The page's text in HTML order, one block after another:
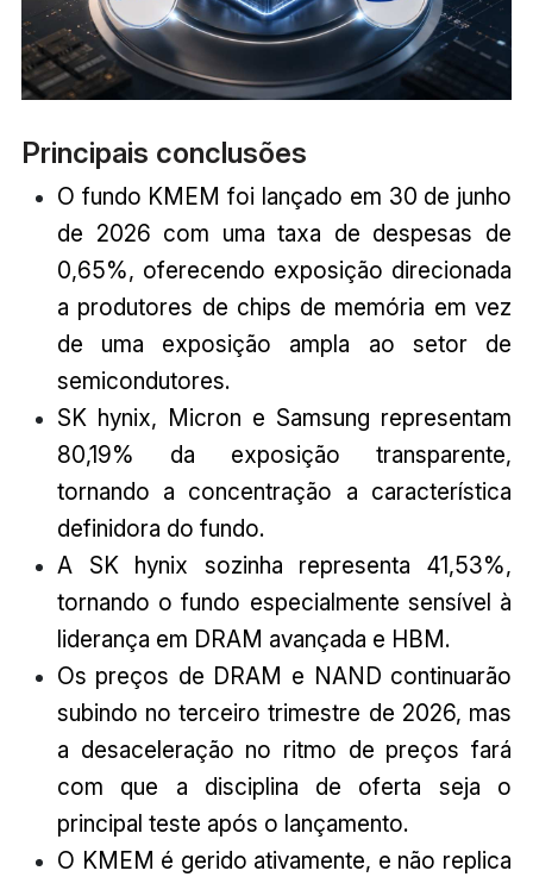
Principais conclusões
O fundo KMEM foi lançado em 30 de junho
de 2026 com uma taxa de despesas de
0,65%, oferecendo exposição direcionada
a produtores de chips de memória em vez
de uma exposição ampla ao setor de
semicondutores.
SK hynix, Micron e Samsung representam
80,19% da exposição transparente,
tornando a concentração a característica
definidora do fundo.
A SK hynix sozinha representa 41,53%,
tornando o fundo especialmente sensível à
liderança em DRAM avançada e HBM.
Os preços de DRAM e NAND continuarão
subindo no terceiro trimestre de 2026, mas
a desaceleração no ritmo de preços fará
com que a disciplina de oferta seja o
principal teste após o lançamento.
O KMEM é gerido ativamente, e não replica